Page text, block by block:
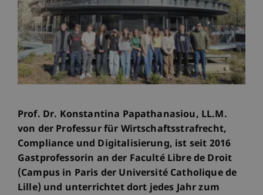
Prof. Dr. Konstantina Papathanasiou, LL.M.
von der Professur für Wirtschaftsstrafrecht,
Compliance und Digitalisierung, ist seit 2016
Gastprofessorin an der Faculté Libre de Droit
(Campus in Paris der Université Catholique de
Lille) und unterrichtet dort jedes Jahr zum